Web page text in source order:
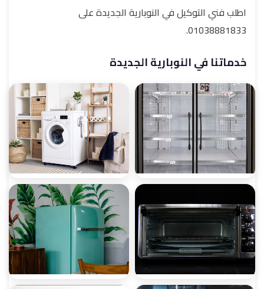
اطلب فني التوكيل في النوبارية الجديدة على
01038881833.
خدماتنا في النوبارية الجديدة
صيانة ثلاجات صيانة غسالات